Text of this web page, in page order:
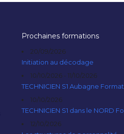
Prochaines formations
20/09/2026
Initiation au décodage
10/10/2026 - 11/10/2026
TECHNICIEN S1 Aubagne
10/10/2026
TECHNICIEN S1 dans le NORD
12/10/2026